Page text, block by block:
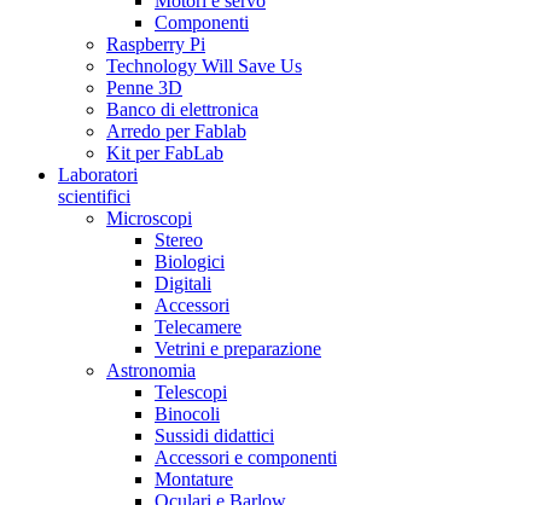
Componenti
Raspberry Pi
Technology Will Save Us
Penne 3D
Banco di elettronica
Arredo per Fablab
Kit per FabLab
Laboratori
scientifici
Microscopi
Stereo
Biologici
Digitali
Accessori
Telecamere
Vetrini e preparazione
Astronomia
Telescopi
Binocoli
Sussidi didattici
Accessori e componenti
Montature
Oculari e Barlow